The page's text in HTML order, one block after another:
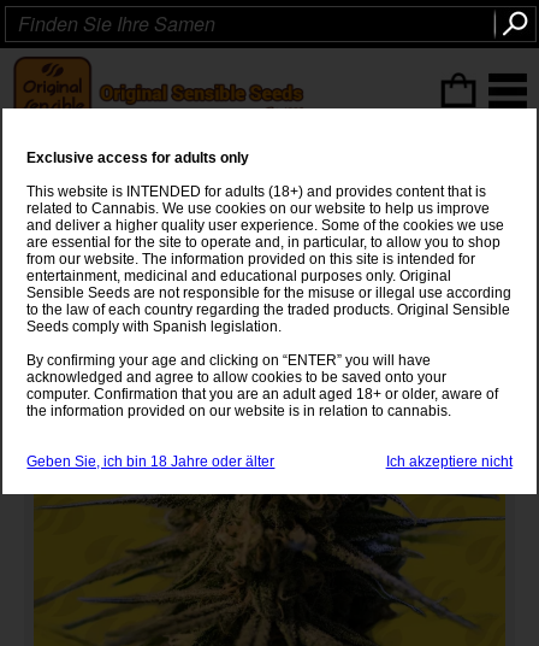
Auto Orange Gorilla XL
Orange ApricotxGorilla Glue #4 x XL Auto
Exclusive access for adults only
This website is INTENDED for adults (18+) and provides content that is
related to Cannabis. We use cookies on our website to help us improve
and deliver a higher quality user experience. Some of the cookies we use
are essential for the site to operate and, in particular, to allow you to shop
from our website. The information provided on this site is intended for
entertainment, medicinal and educational purposes only. Original
Sensible Seeds are not responsible for the misuse or illegal use according
to the law of each country regarding the traded products. Original Sensible
Seeds comply with Spanish legislation.
By confirming your age and clicking on “ENTER” you will have
acknowledged and agree to allow cookies to be saved onto your
computer. Confirmation that you are an adult aged 18+ or older, aware of
the information provided on our website is in relation to cannabis.
Geben Sie, ich bin 18 Jahre oder älter Ich akzeptiere nicht